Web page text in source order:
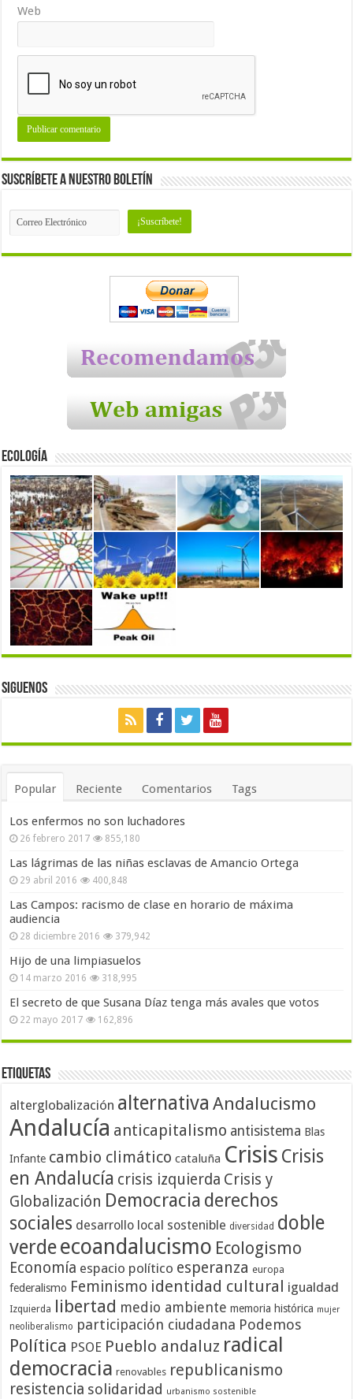
Web
Suscríbete a nuestro Boletín
Ecología
Siguenos
Popular Reciente Comentarios Tags
Los enfermos no son luchadores
26 febrero 2017 855,180
Las lágrimas de las niñas esclavas de Amancio Ortega
29 abril 2016 400,848
Las Campos: racismo de clase en horario de máxima
audiencia
28 diciembre 2016 379,942
Hijo de una limpiasuelos
14 marzo 2016 318,995
El secreto de que Susana Díaz tenga más avales que votos
22 mayo 2017 162,896
Etiquetas
alterglobalización alternativa Andalucismo
Andalucía anticapitalismo antisistema Blas
Infante cambio climático cataluña Crisis Crisis
en Andalucía crisis izquierda Crisis y
Globalización Democracia derechos
sociales desarrollo local sostenible diversidad doble
verdeecoandalucismo Ecologismo
Economía espacio político esperanza europa
federalismo Feminismo identidad cultural igualdad
Izquierda libertad medio ambiente memoria histórica mujer
neoliberalismo participación ciudadana Podemos
Política PSOE Pueblo andaluz radical
democracia renovables republicanismo
resistencia solidaridad urbanismo sostenible